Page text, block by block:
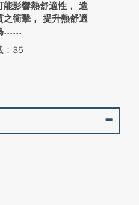
能影響熱舒適性， 造
之衝擊， 提升熱舒適
...
：35